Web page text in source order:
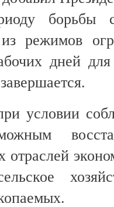
борьбы
из режимов
дней
условии
отраслей